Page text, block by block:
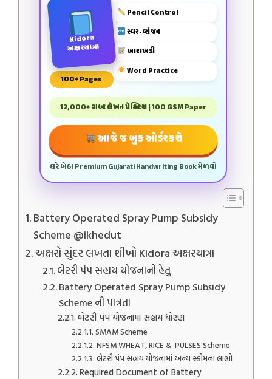
Kidora
અક્ષરયાત્રા
100+ Pages
Pencil Control
સ્વર-વ્યંજન
બારાખડી
Word Practice
12,000+ શબ્દ લેખન પ્રેક્ટિસ | 100 GSM Paper
આજે જ બુક ઓર્ડર કરો
ઘરે બેઠા Premium Gujarati Handwriting Book મેળવો
Battery Operated Spray Pump Subsidy
Scheme @ikhedut
અક્ષરો સુંદર લખતા શીખો Kidora અક્ષરયાત્રા
બેટરી પંપ સહાય યોજનાનો હેતુ
Battery Operated Spray Pump Subsidy
Scheme ની પાત્રતા
બેટરી પંપ યોજનામાં સહાય ધોરણ
SMAM Scheme
NFSM WHEAT, RICE & PULSES Scheme
બેટરી પંપ સહાય યોજનામાં અન્ય સ્કીમના લાભો
Required Document of Battery